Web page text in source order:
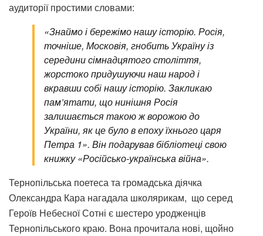
аудиторії простими словами:
«Знаймо і бережімо нашу історію. Росія,
точніше, Московія, гнобить Україну із
середини сімнадцятого століття,
жорстоко придушуючи наш народ і
вкравши собі нашу історію. Закликаю
пам’ятати, що нинішня Росія
залишається такою ж ворожою до
України, як це було в епоху їхнього царя
Петра 1». Він подарував бібліотеці свою
книжку «Російсько-українська війна».
Тернопільська поетеса та громадська діячка
Олександра Кара нагадала школярикам, що серед
Героїв Небесної Сотні є шестеро уродженців
Тернопільського краю. Вона прочитала нові, щойно